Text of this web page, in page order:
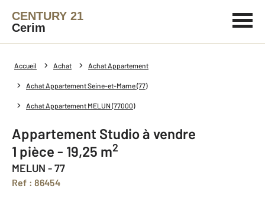
CENTURY 21
Cerim
Accueil Achat Achat Appartement
Achat Appartement Seine-et-Marne (77)
Achat Appartement MELUN (77000)
Appartement Studio à vendre
1 pièce - 19,25 m2
MELUN - 77
Ref : 86454